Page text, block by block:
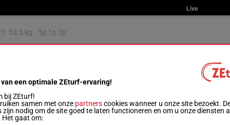
Live
53.5 kg 5p 1p 2p
56.5 kg
56.5 kg 4p 3p 4p 3p (25) 8p
een optimale ZEturf-ervaring!
bij ZEturf!
samen met onze partnerscookies wanneer u onze site bezoekt.
zijn nodig om de site goed te laten functioneren en om u onze diensten
Het gaat om: